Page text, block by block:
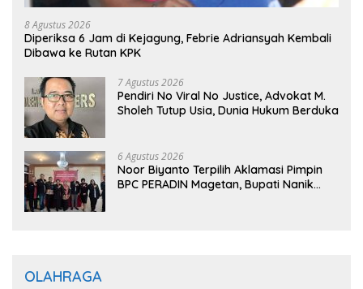
8 Agustus 2026
Diperiksa 6 Jam di Kejagung, Febrie Adriansyah Kembali
Dibawa ke Rutan KPK
7 Agustus 2026
Pendiri No Viral No Justice, Advokat M.
Sholeh Tutup Usia, Dunia Hukum Berduka
6 Agustus 2026
Noor Biyanto Terpilih Aklamasi Pimpin
BPC PERADIN Magetan, Bupati Nanik
OLAHRAGA